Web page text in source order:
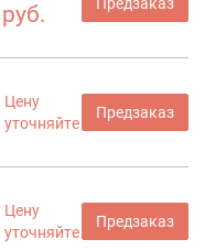
руб.
Цену
уточняйте
Предзаказ
Цену
уточняйте
Предзаказ